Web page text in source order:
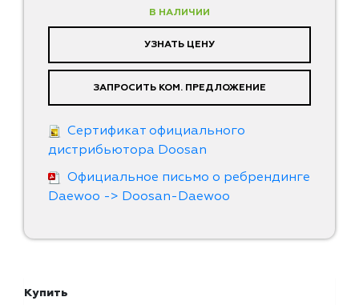
В НАЛИЧИИ
УЗНАТЬ ЦЕНУ
ЗАПРОСИТЬ КОМ. ПРЕДЛОЖЕНИЕ
Сертификат официального
дистрибьютора Doosan
Официальное письмо о ребрендинге
Daewoo -> Doosan-Daewoo
Купить